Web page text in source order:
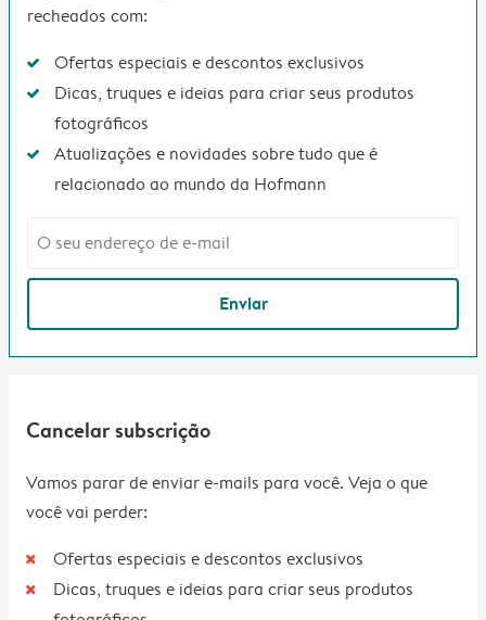
recheados com:
Ofertas especiais e descontos exclusivos
Dicas, truques e ideias para criar seus produtos
fotográficos
Atualizações e novidades sobre tudo que é
relacionado ao mundo da Hofmann
Enviar
Cancelar subscrição
Vamos parar de enviar e-mails para você. Veja o que
você vai perder:
Ofertas especiais e descontos exclusivos
Dicas, truques e ideias para criar seus produtos